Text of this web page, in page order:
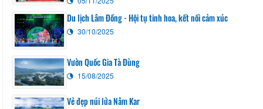
Du lịch Lâm Đồng - Hội tụ tinh hoa, kết nối cảm xúc
30/10/2025
Vườn Quốc Gia Tà Đùng
15/08/2025
Vẻ đẹp núi lửa Nâm Kar